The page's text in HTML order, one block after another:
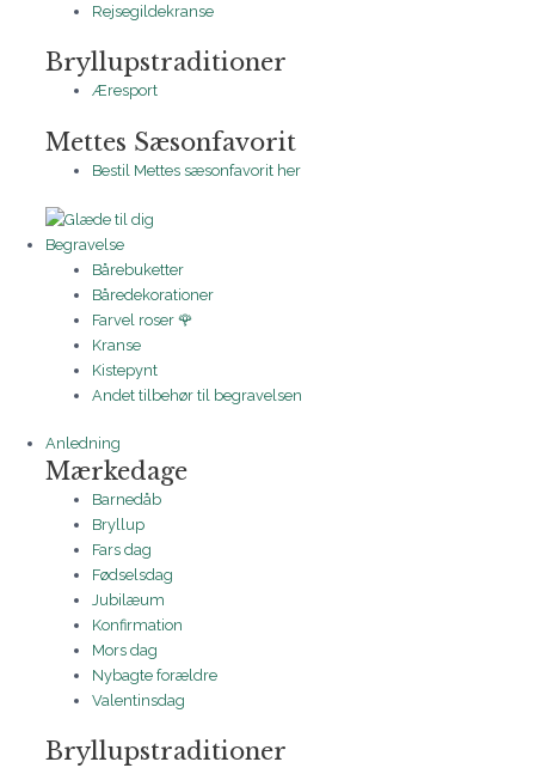
Rejsegildekranse
Bryllupstraditioner
Æresport
Mettes Sæsonfavorit
Bestil Mettes sæsonfavorit her
Begravelse
Bårebuketter
Båredekorationer
Farvel roser 🌹
Kranse
Kistepynt
Andet tilbehør til begravelsen
Anledning
Mærkedage
Barnedåb
Bryllup
Fars dag
Fødselsdag
Jubilæum
Konfirmation
Mors dag
Nybagte forældre
Valentinsdag
Bryllupstraditioner